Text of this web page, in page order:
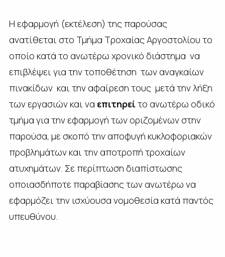
Η εφαρμογή (εκτέλεση) της παρούσας
ανατίθεται στο Τμήμα Τροχαίας Αργοστολίου το
οποίο κατά το ανωτέρω χρονικό διάστημα να
επιβλέψει για την τοποθέτηση των αναγκαίων
πινακίδων και την αφαίρεση τους μετά την λήξη
των εργασιών και να επιτηρεί το ανωτέρω οδικό
τμήμα για την εφαρμογή των οριζομένων στην
παρούσα, με σκοπό την αποφυγή κυκλοφοριακών
προβλημάτων και την αποτροπή τροχαίων
ατυχημάτων. Σε περίπτωση διαπίστωσης
οποιασδήποτε παραβίασης των ανωτέρω να
εφαρμόζει την ισχύουσα νομοθεσία κατά παντός
υπευθύνου.